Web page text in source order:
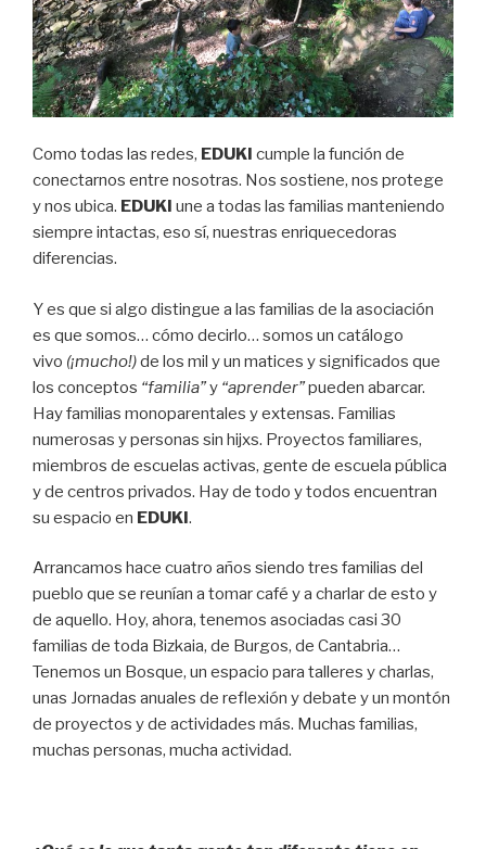
Como todas las redes, EDUK cumple la función de
conectarnos entre nosotras. Nos sostiene, nos protege
y nos ubica. EDUK une a todas las familias manteniendo
siempre intactas, eso sí, nuestras enriquecedoras
diferencias.
Y es que si algo distingue a las familias de la asociación
es que somos… cómo decirlo… somos un catálogo
vivo (¡mucho!)de los mil y un matices y significados que
los conceptos “familia”y “aprender”pueden abarcar.
Hay familias monoparentales y extensas. Familias
numerosas y personas sin hijxs. Proyectos familiares,
miembros de escuelas activas, gente de escuela pública
y de centros privados. Hay de todo y todos encuentran
su espacio en EDUKI.
Arrancamos hace cuatro años siendo tres familias del
pueblo que se reunían a tomar café y a charlar de esto y
de aquello. Hoy, ahora, tenemos asociadas casi 30
familias de toda Bizkaia, de Burgos, de Cantabria…
Tenemos un Bosque, un espacio para talleres y charlas,
unas Jornadas anuales de reflexión y debate y un montón
de proyectos y de actividades más. Muchas familias,
muchas personas, mucha actividad.